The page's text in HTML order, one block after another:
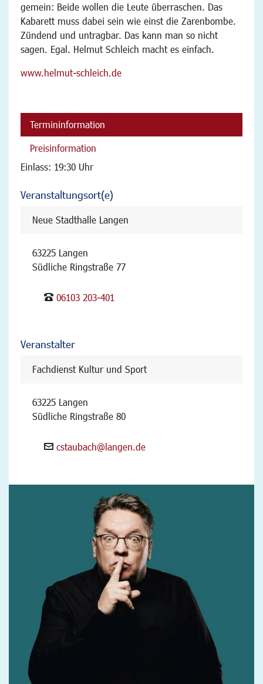
gemein: Beide wollen die Leute überraschen. Das
Kabarett muss dabei sein wie einst die Zarenbombe.
Zündend und untragbar. Das kann man so nicht
sagen. Egal. Helmut Schleich macht es einfach.
www.helmut-schleich.de
Termininformation
Preisinformation
Einlass: 19:30 Uhr
Veranstaltungsort(e)
Neue Stadthalle Langen
63225 Langen
Südliche Ringstraße 77
06103 203-401
Veranstalter
Fachdienst Kultur und Sport
63225 Langen
Südliche Ringstraße 80
cstaubach@langen.de